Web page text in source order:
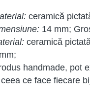
ceramică
14 mm;
ceramică
handmade, pot
ce face fiecare